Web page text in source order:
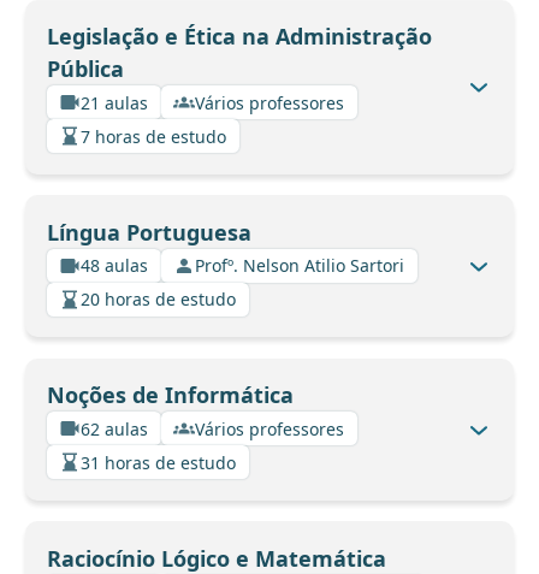
Legislação e Ética na Administração
Pública
21 aulas
Vários professores
7 horas de estudo
Língua Portuguesa
48 aulas
Profº. Nelson Atilio Sartori
20 horas de estudo
Noções de Informática
62 aulas
Vários professores
31 horas de estudo
Raciocínio Lógico e Matemática